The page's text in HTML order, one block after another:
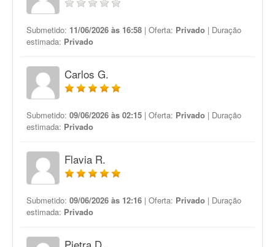
Submetido: 11/06/2026 às 16:58 | Oferta: Privado | Duração
estimada: Privado
Carlos G.
Submetido: 09/06/2026 às 02:15 | Oferta: Privado | Duração
estimada: Privado
Flavia R.
Submetido: 09/06/2026 às 12:16 | Oferta: Privado | Duração
estimada: Privado